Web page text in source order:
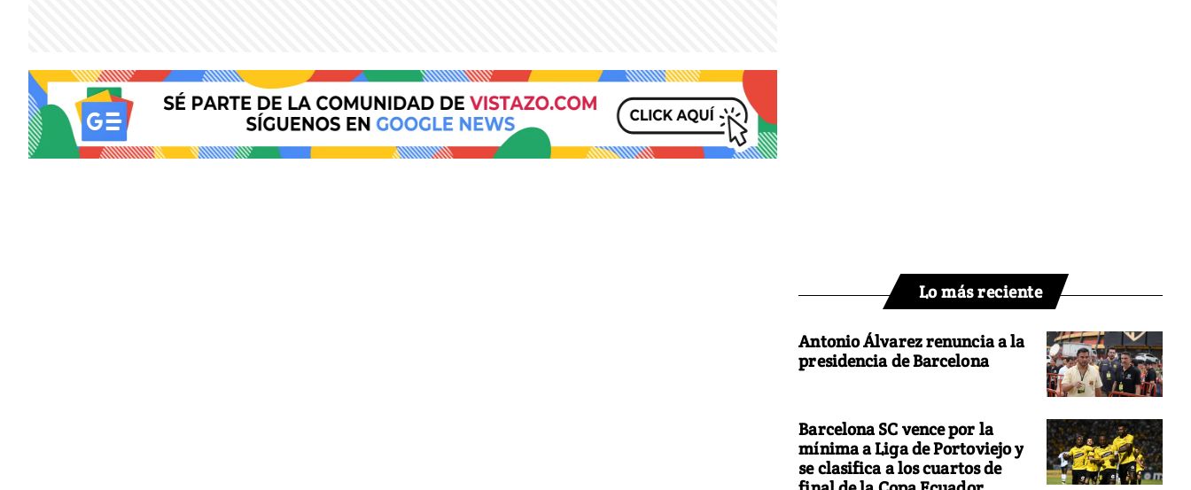
Lo más reciente
Antonio Álvarez renuncia a la
presidencia de Barcelona
Barcelona SC vence por la
mínima a Liga de Portoviejo y
se clasifica a los cuartos de